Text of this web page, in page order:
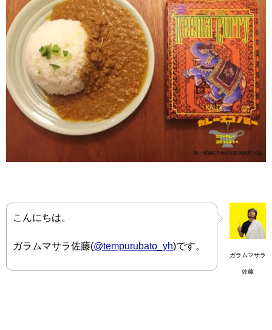
ガラムマサラ
佐藤
こんにちは。
ガラムマサラ佐藤(@tempurubato_yh)です。